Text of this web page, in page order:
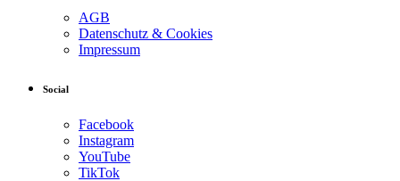
AGB
Datenschutz & Cookies
Impressum
Social
Facebook
Instagram
YouTube
TikTok